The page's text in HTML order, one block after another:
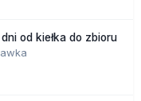
od kiełka do zbioru